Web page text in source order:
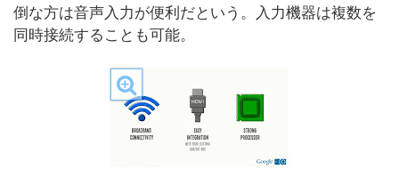
倒な方は音声入力が便利だという。入力機器は複数を
同時接続することも可能。